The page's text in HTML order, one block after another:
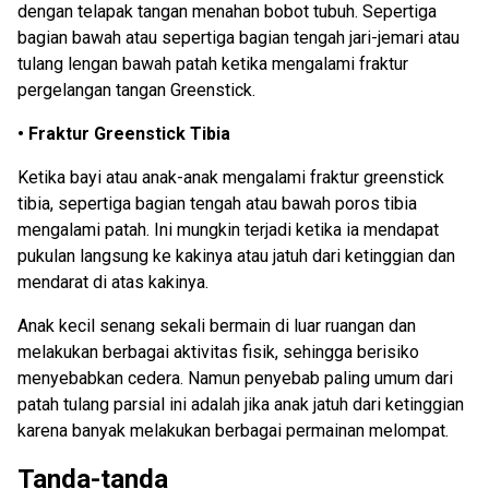
dengan telapak tangan menahan bobot tubuh. Sepertiga
bagian bawah atau sepertiga bagian tengah jari-jemari atau
tulang lengan bawah patah ketika mengalami fraktur
pergelangan tangan Greenstick.
• Fraktur Greenstick Tibia
Ketika bayi atau anak-anak mengalami fraktur greenstick
tibia, sepertiga bagian tengah atau bawah poros tibia
mengalami patah. Ini mungkin terjadi ketika ia mendapat
pukulan langsung ke kakinya atau jatuh dari ketinggian dan
mendarat di atas kakinya.
Anak kecil senang sekali bermain di luar ruangan dan
melakukan berbagai aktivitas fisik, sehingga berisiko
menyebabkan cedera. Namun penyebab paling umum dari
patah tulang parsial ini adalah jika anak jatuh dari ketinggian
karena banyak melakukan berbagai permainan melompat.
Tanda-tanda